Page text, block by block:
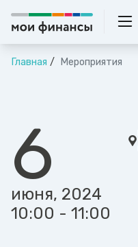
Главная Мероприятия
6
июня, 2024
10:00 - 11:00